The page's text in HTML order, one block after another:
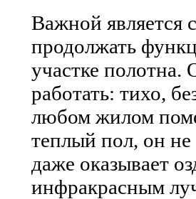
Важной является
продолжать
участке полотна.
работать: тихо,
любом жилом
теплый пол, он не
даже оказывает
инфракрасным